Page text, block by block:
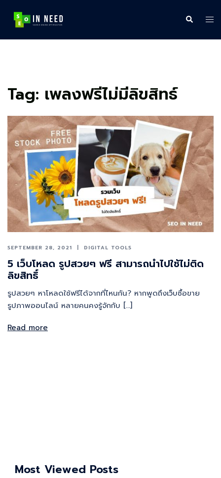
content
Search
Tag: เพลงฟรีไม่มีลิขสิทธ์
SEPTEMBER 28, 2021 DIGITAL TOOLS
5 เว็บโหลด รูปสวยๆ ฟรี สามารถนำไปใช้ไม่ติด
ลิขสิทธิ์
รูปสวยๆ หาโหลดใช้ฟรีได้จากที่ไหนกัน? หากพูดถึงเว็บซื้อขาย
รูปภาพออนไลน์ หลายคนคงรู้จักกับ […]
Read more
Most Viewed Posts